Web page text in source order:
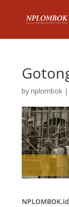
by nplombok|
NPLOMBOK.id